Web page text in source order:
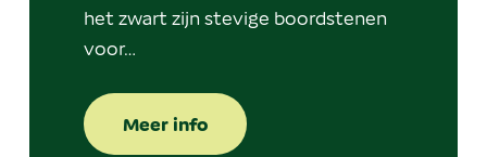
het zwart zijn stevige boordstenen
voor…
Meer info